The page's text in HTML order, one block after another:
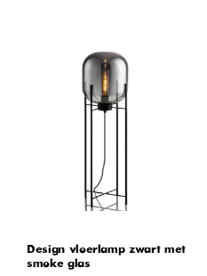
Design vloerlamp zwart met
smoke glas